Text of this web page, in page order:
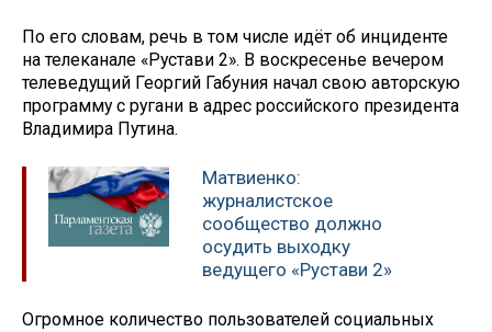
По его словам, речь в том числе идёт об инциденте
на телеканале «Рустави 2». В воскресенье вечером
телеведущий Георгий Габуния начал свою авторскую
программу с ругани в адрес российского президента
Владимира Путина.
Матвиенко:
журналистское
сообщество должно
осудить выходку
ведущего «Рустави 2»
Огромное количество пользователей социальных